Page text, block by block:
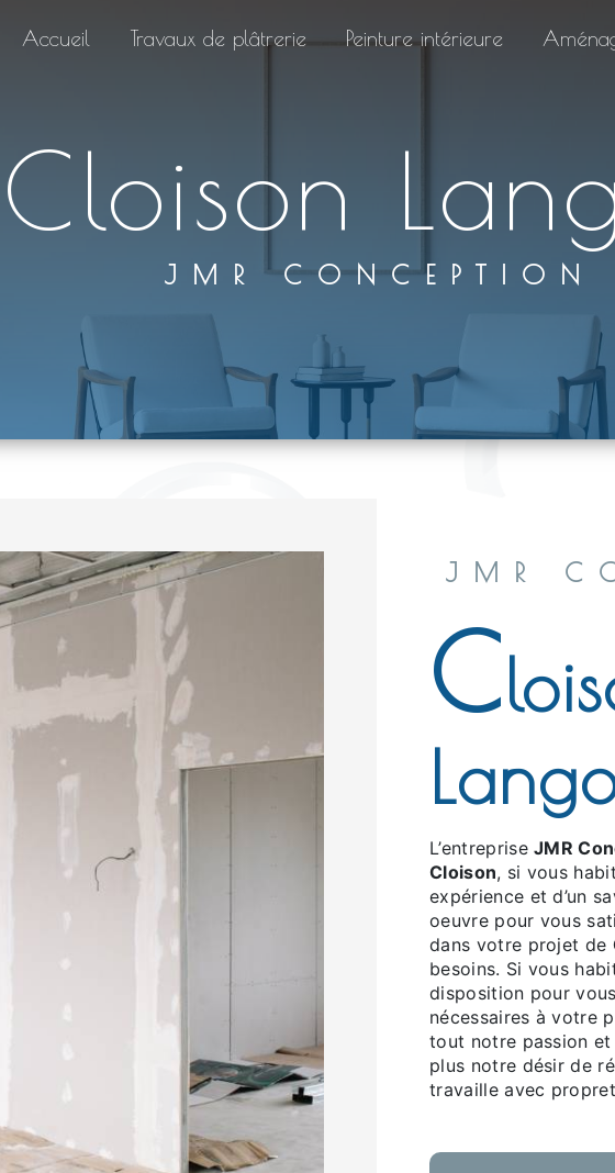
Accueil Travaux de plâtrerie Peinture intérieure
Cloison
JMR CONCEPTION
JMR
C
L’entrepriseJMR
Cloison, si vous
expérience et d’un
oeuvre pour vous
dans votre projet de
besoins. Si vous
disposition pour
nécessaires à votre
tout notre passion
plus notre désir de
travaille avec